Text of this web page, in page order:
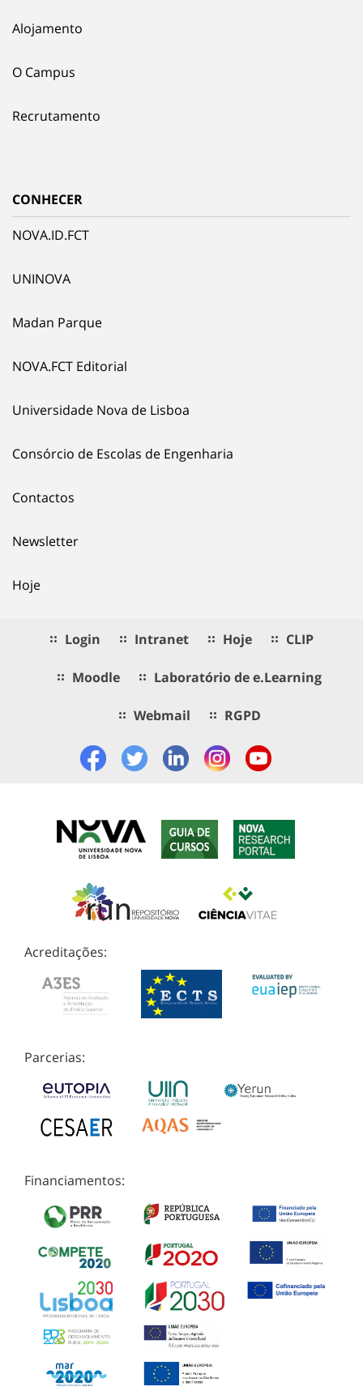
Alojamento
O Campus
Recrutamento
CONHECER
NOVA.ID.FCT
UNINOVA
Madan Parque
NOVA.FCT Editorial
Universidade Nova de Lisboa
Consórcio de Escolas de Engenharia
Contactos
Newsletter
Hoje
Login Intranet Hoje CLIP
Moodle Laboratório de e.Learning
Webmail RGPD
Acreditações:
Parcerias:
Financiamentos: